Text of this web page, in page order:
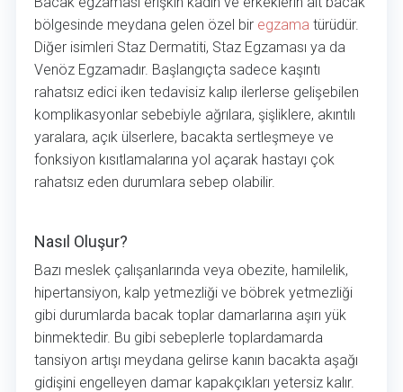
bölgesinde meydana gelen özel bir egzama türüdür.
Diğer isimleri Staz Dermatiti, Staz Egzaması ya da
Venöz Egzamadır. Başlangıçta sadece kaşıntı
rahatsız edici iken tedavisiz kalıp ilerlerse gelişebilen
komplikasyonlar sebebiyle ağrılara, şişliklere, akıntılı
yaralara, açık ülserlere, bacakta sertleşmeye ve
fonksiyon kısıtlamalarına yol açarak hastayı çok
rahatsız eden durumlara sebep olabilir.
Nasıl Oluşur?
Bazı meslek çalışanlarında veya obezite, hamilelik,
hipertansiyon, kalp yetmezliği ve böbrek yetmezliği
gibi durumlarda bacak toplar damarlarına aşırı yük
binmektedir. Bu gibi sebeplerle toplardamarda
tansiyon artışı meydana gelirse kanın bacakta aşağı
gidişini engelleyen damar kapakçıkları yetersiz kalır.